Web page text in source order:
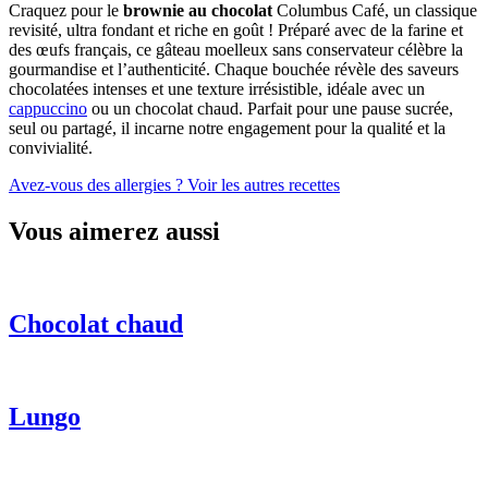
Craquez pour le brownie au chocolat Columbus Café, un classique
revisité, ultra fondant et riche en goût ! Préparé avec de la farine et
des œufs français, ce gâteau moelleux sans conservateur célèbre la
gourmandise et l’authenticité. Chaque bouchée révèle des saveurs
chocolatées intenses et une texture irrésistible, idéale avec un
cappuccino ou un chocolat chaud. Parfait pour une pause sucrée,
seul ou partagé, il incarne notre engagement pour la qualité et la
convivialité.
Avez-vous des allergies ? Voir les autres recettes
Vous aimerez aussi
Chocolat chaud
Lungo